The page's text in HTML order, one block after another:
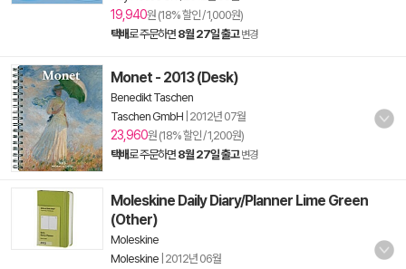
19,940원 (18% 할인 / 1,000원)
택배로 주문하면 8월 27일 출고 변경
Monet - 2013 (Desk)
Benedikt Taschen
Taschen GmbH 2012년 07월
23,960원 (18% 할인 / 1,200원)
택배로 주문하면 8월 27일 출고 변경
Moleskine Daily Diary/Planner Lime Green
(Other)
Moleskine
Moleskine 2012년 06월